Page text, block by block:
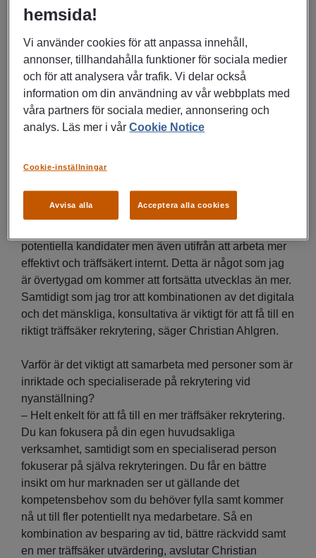
nyckelkompetens och med dagens kompetensbrist
viktigare än någonsin att rekrytera rätt. Jefferson Wells
gör 5 000 rekryteringar varje år och tack vare hög
kompetens och omfattande kandidatnätverk är de både
effektiva och träffsäkra. Vi har pratat med Christian
Ahlgren, nationellt ansvarig för
rekryteringsverksamheten på Jefferson Wells, som
varför det krävs rätt kompetens för att rekrytera
– Vi ser att arbetet förändras och att olika digitala
potentiella kandidater men även utifrån att arbeta mer
effektivt och träffsäkert internt. Detta är något som jag
är övertygad om kommer att fortsätta utvecklas än mer.
Samtidigt som jag tror att kombinationen av det digitala
och det mänskliga, konsultativa är viktigt för att få till en
riktigt träffsäker rekrytering, säger Christian Ahlgren.
Varför är det viktigt att samarbeta med personer som är
inriktade och specialiserade på rekrytering vid
nyanställning?
– Helt enkelt för att få till en mer träffsäker rekrytering.
Du kan fokusera på din egen huvudsakliga
verksamhet, samtidigt som en specialiserad person
fokuserar på själva rekryteringen. Du får en bättre
insikt om hur marknaden ser ut gällande det
kompetensbehov som du behöver fylla samt kommer
nå ut till fler potentiellt nya medarbetare. Så en
kombination av besparing av tid, bättre räckvidd samt
en mer träffsäker utvärdering, avslutar Christian
hemsida!
Vi använder cookies för att anpassa innehåll,
annonser, tillhandahålla funktioner för sociala medier
och för att analysera vår trafik. Vi delar också
information om din användning av vår webbplats med
våra partners för sociala medier, annonsering och
analys. Läs mer i vårCookie Notice
Avvisa alla Acceptera alla cookies
Cookie-inställningar